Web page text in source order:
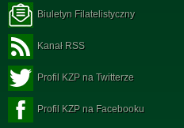
Biuletyn Filatelistyczny
Kanał RSS
Profil KZP na Twitterze
Profil KZP na Facebooku